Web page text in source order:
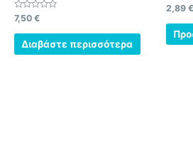
Βαθμολογήθηκε
με
0
από
7,50 €
Διαβάστε περισσότερα
με
0
από
2,89 €